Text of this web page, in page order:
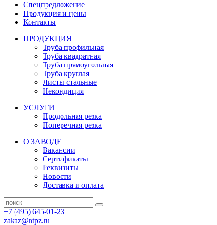
Спецпредложение
Продукция и цены
Контакты
ПРОДУКЦИЯ
Труба профильная
Труба квадратная
Труба прямоугольная
Труба круглая
Листы стальные
Некондиция
УСЛУГИ
Продольная резка
Поперечная резка
О ЗАВОДЕ
Вакансии
Сертификаты
Реквизиты
Новости
Доставка и оплата
+7 (495) 645-01-23
zakaz@ntpz.ru